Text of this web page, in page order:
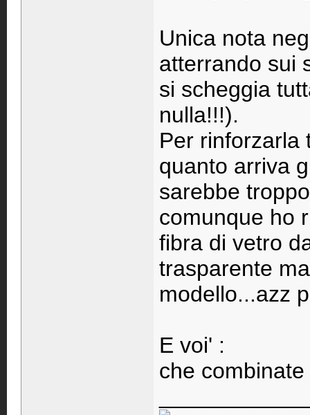
Unica nota
atterrando sui
si scheggia
nulla!!!).
Per rinforzarla
quanto arriva
sarebbe
comunque ho
fibra di vetro
trasparente
modello...azz
E voi' :
che